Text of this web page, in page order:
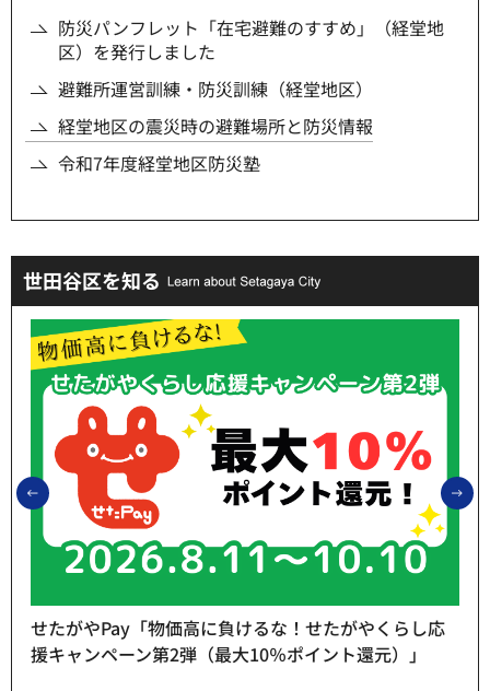
防災パンフレット「在宅避難のすすめ」（経堂地
区）を発行しました
避難所運営訓練・防災訓練（経堂地区）
経堂地区の震災時の避難場所と防災情報
令和7年度経堂地区防災塾
世田谷区を知る
前のスライドを表示
らし応
）」
熱中症予防「お休み処」をご利用ください